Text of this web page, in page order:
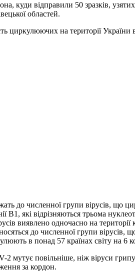
куди відправили 50 зразків,
областей.
циркулюючих на території України
до численної групи вірусів, що
В1, які відрізняються трьома
виявлено одночасно на території
до численної групи вірусів,
в понад 57 країнах світу на 6
мутує повільніше, ніж віруси
за кордон.